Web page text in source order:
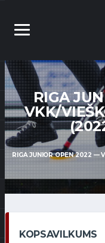
RIGA
VKK/
RIGA JUNIOR OPEN 2022 —
KOPSAVILKUMS